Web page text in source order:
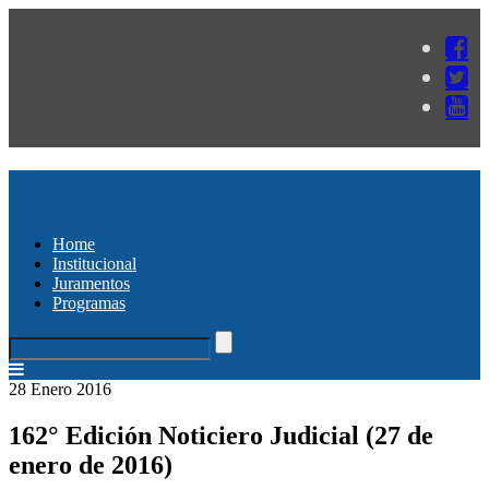
Home
Institucional
Juramentos
Programas
28 Enero 2016
162° Edición Noticiero Judicial (27 de
enero de 2016)